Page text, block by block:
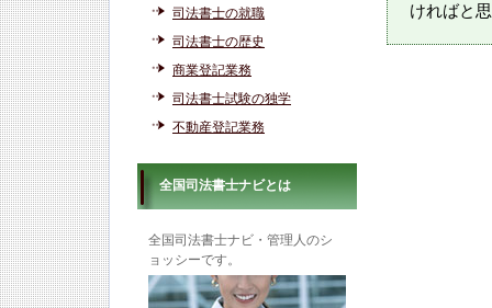
ければと
司法書士の就職
司法書士の歴史
商業登記業務
司法書士試験の独学
不動産登記業務
全国司法書士ナビとは
全国司法書士ナビ・管理人のシ
ョッシーです。